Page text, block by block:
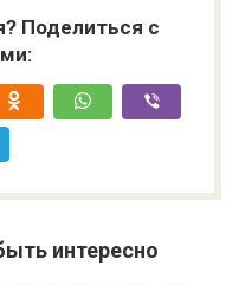
Поделиться с
интересно